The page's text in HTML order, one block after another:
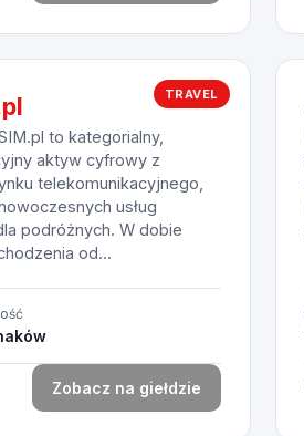
TRAVEL
to kategorialny,
aktyw cyfrowy z
telekomunikacyjnego,
usług
podróżnych. W dobie
od...
Zobacz na giełdzie